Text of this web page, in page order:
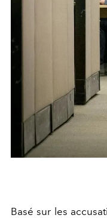
Basé sur les